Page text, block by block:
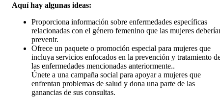
Aquí hay algunas ideas:
Proporciona información sobre enfermedades específicas
relacionadas con el género femenino que las mujeres
prevenir.
Ofrece un paquete o promoción especial para mujeres que
incluya servicios enfocados en la prevención y tratamiento
las enfermedades mencionadas anteriormente..
Únete a una campaña social para apoyar a mujeres que
enfrentan problemas de salud y dona una parte de las
ganancias de sus consultas.